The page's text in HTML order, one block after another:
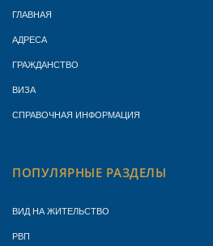
ГЛАВНАЯ
АДРЕСА
ГРАЖДАНСТВО
ВИЗА
СПРАВОЧНАЯ ИНФОРМАЦИЯ
ПОПУЛЯРНЫЕ РАЗДЕЛЫ
ВИД НА ЖИТЕЛЬСТВО
РВП